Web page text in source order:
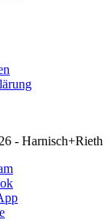
- Harnisch+Rieth